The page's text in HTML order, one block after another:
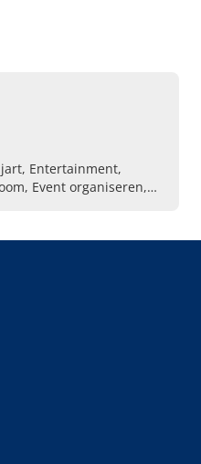
Entertainment,
Event organiseren,